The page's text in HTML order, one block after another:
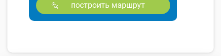
построить маршрут